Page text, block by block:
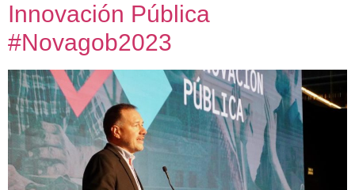
Innovación Pública
#Novagob2023